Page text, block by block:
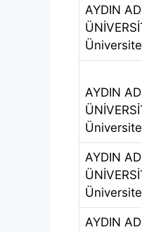
AYDIN
AYDIN
AYDIN
AYDIN